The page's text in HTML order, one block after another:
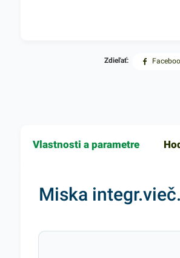
Zdieľať:
Vlastnosti a parametre
Miska